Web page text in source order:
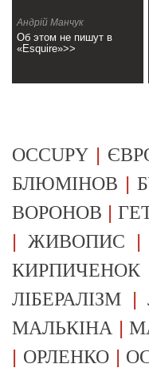
Андрій Манчук
Об этом не пишут в
«Esquire»>>
OCCUPY |
БЛЮМІНОВ |
ВОРОНОВ |
|ЖИВОПИС
КИРПИЧЕНОК
ЛІБЕРАЛІЗМ |
МАЛЬКІНА |
| ОРЛЕНКО|